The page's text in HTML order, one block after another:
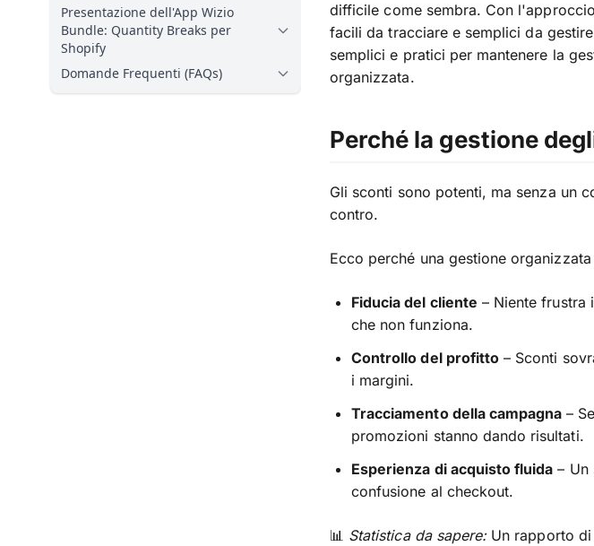
Presentazione dell'App Wizio
Bundle: Quantity Breaks per
Shopify
Domande Frequenti (FAQs)
difficile come sembra. Con
facili da tracciare e semplici da
semplici e pratici per mantenere la
organizzata.
Perché la gestione
Gli sconti sono potenti, ma senza un
contro.
Ecco perché una gestione
Fiducia del cliente – Niente frustra
che non funziona.
Controllo del profitto – Sconti
i margini.
Tracciamento della campagna –
promozioni stanno dando risultati.
Esperienza di acquisto fluida – Un
confusione al checkout.
📊 Statistica da sapere:Un rapporto di